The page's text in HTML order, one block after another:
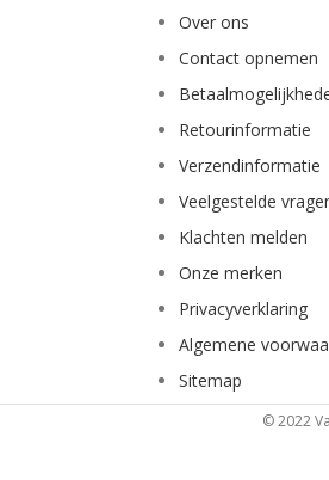
Over ons
Contact opnemen
Retourinformatie
Verzendinformatie
Veelgestelde
Klachten melden
Onze merken
Privacyverklaring
Algemene
Sitemap
© 2022